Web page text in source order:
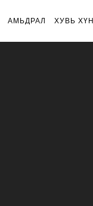
АМЬДРАЛ ХУВЬ ХҮН